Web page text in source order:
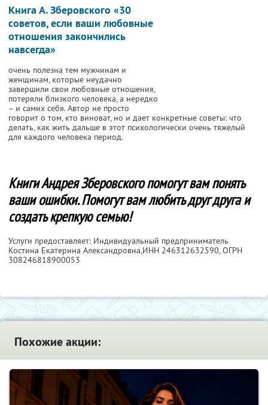
Книга А. Зберовского «30
советов, если ваши любовные
отношения закончились
навсегда»
очень полезна тем мужчинам и
женщинам, которые неудачно
завершили свои любовные отношения,
потеряли близкого человека, а нередко
– и самих себя. Автор не просто
говорит о том, кто виноват, но и дает конкретные советы: что
делать, как жить дальше в этот психологически очень тяжелый
для каждого человека период.
Книги Андрея Зберовского помогут вам понять
ваши ошибки. Помогут вам любить друг друга и
создать крепкую семью!
Услуги предоставляет: Индивидуальный предприниматель
Костина Екатерина Александровна,ИНН 246312632590, ОГРН
308246818900053
Похожие акции: